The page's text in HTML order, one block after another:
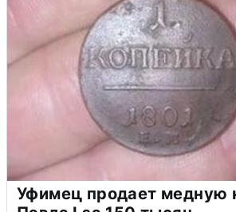
Уфимец продает медную